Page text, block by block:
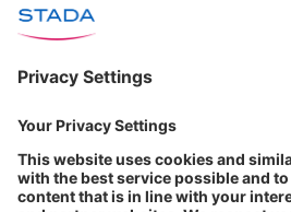
Kontakt info@stada.de
Portal ⧉
Nutzungsbedingungen
Datenschutzerklärung
Impressum
Cookie Einstellungen